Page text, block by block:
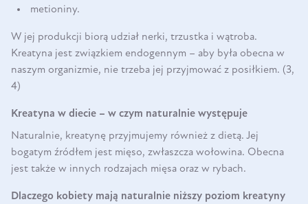
metioniny.
W jej produkcji biorą udział nerki, trzustka i wątroba.
Kreatyna jest związkiem endogennym – aby była obecna w
naszym organizmie, nie trzeba jej przyjmować z posiłkiem. (3,
4)
Kreatyna w diecie – w czym naturalnie występuje
Naturalnie, kreatynę przyjmujemy również z dietą. Jej
bogatym źródłem jest mięso, zwłaszcza wołowina. Obecna
jest także w innych rodzajach mięsa oraz w rybach.
Dlaczego kobiety mają naturalnie niższy poziom kreatyny